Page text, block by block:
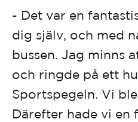
- Det var en
dig själv, och med
bussen. Jag minns
och ringde på ett
Sportspegeln. Vi
Därefter hade vi en